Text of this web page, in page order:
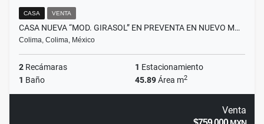
CASA VENTA
CASA NUEVA “MOD. GIRASOL” EN PREVENTA EN NUEVO M…
Colima, Colima, México
2 Recámaras 1 Estacionamiento
1 Baño 45.89Área m2
Venta